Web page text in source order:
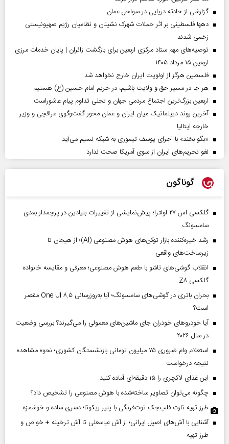
گزارشی از حادثه دریایی در سواحل عمان
دهها فلسطینی بر اثر حملات شهرک نشینان و نظامیان رژیم صهیونیستی
زخمی شدند
توصیه‌های مهم ستاد مرکزی اربعین برای بازگشت زائران | پایان خدمات مرزی
اربعین ۱۵ مرداد ۱۴۰۵
فلسطین هرگز از اولویت ایران خارج نخواهد شد
هر جا در مسیر حق و ولایت باشیم، در حریم امام حسین (ع) هستیم
اربعین بزرگ‌ترین اجتماع مردمی جهان و تجلی تداوم پیام عاشوراست
آخرین روند دیپلماتیک میان ایران و عمان محور گفت‌وگوی عراقچی و وزیر
خارجه ایتالیا
«بگو بخند» با اجرای یوسف تیموری به شبکه نسیم می‌آید
لغو تحریم‌های ایران از سوی آمریکا صحت ندارد
گوناگون
گلکسی اس ۲۷ اولترا؛ پیش‌نمایشی از تغییرات بنیادین در پرچمدار بعدی
سامسونگ
رشد خیره‌کننده بازار توکن‌های هوش مصنوعی (AI)؛ از هیجان تا
زیرساخت‌های واقعی
انقلاب گوشی‌های تاشو‌ با طعم هوش مصنوعی؛ معرفی و مقایسه خانواده
گلکسی Z۸
بحران باتری در گوشی‌های سامسونگ؛ آیا به‌روزرسانی One UI ۸.۵ مقصر
است؟
آیا خودروهای خودران جای ماشین‌های معمولی را می‌گیرند؟ بررسی وضعیت
در سال ۲۰۲۶
استعلام وام ضروری ۷۵ میلیون تومانی بازنشستگان کشوری؛ نحوه مشاهده
نتیجه درخواست
این غذای لاکچری را ۱۵ دقیقه‌ای آماده کنید
چگونه می‌توان تصاویر ساخته‌شده با هوش مصنوعی را تشخیص داد؟
طرز تهیه تارت فلپ‌جک توت‌فرنگی با پنیر ریکوتا؛ دسری ساده و خوشمزه
آشنایی با آش‌های اصیل ایرانی؛ از آش عباسعلی تا آش ترخینه + خواص و
طرز تهیه